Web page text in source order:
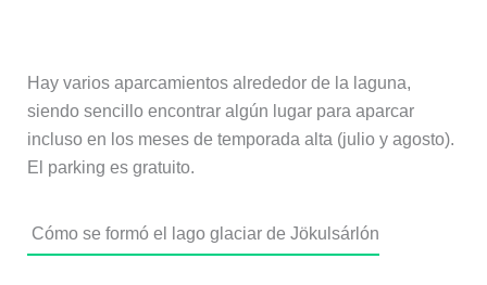
Hay varios aparcamientos alrededor de la laguna,
siendo sencillo encontrar algún lugar para aparcar
incluso en los meses de temporada alta (julio y agosto).
El parking es gratuito.
Cómo se formó el lago glaciar de Jökulsárlón